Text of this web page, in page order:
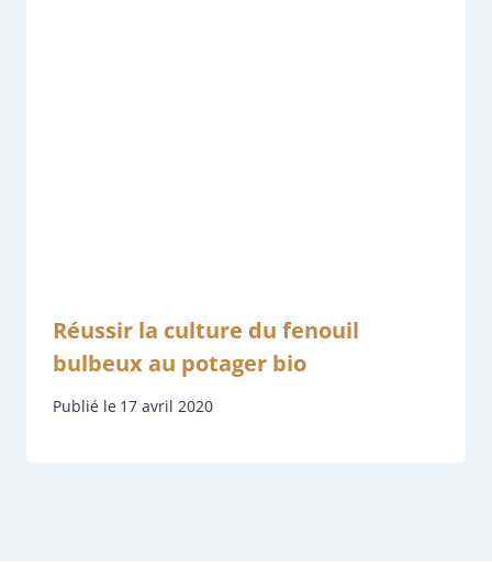
Réussir la culture du fenouil
bulbeux au potager bio
Publié le 17 avril 2020